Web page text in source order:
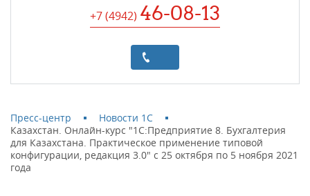
+7 (4942) 46-08-13
Пресс-центр
Новости 1С
Казахстан. Онлайн-курс "1С:Предприятие 8. Бухгалтерия
для Казахстана. Практическое применение типовой
конфигурации, редакция 3.0" с 25 октября по 5 ноября 2021
года